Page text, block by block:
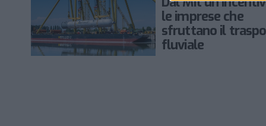
le imprese che
sfruttano il
fluviale